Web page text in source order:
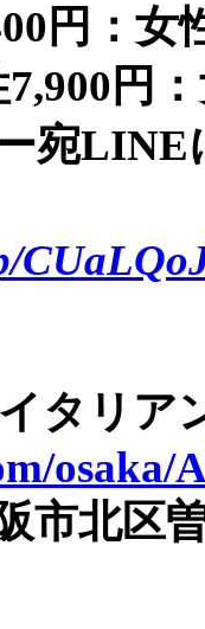
円：女
円
宛LINE
タリ
osaka/
市北区